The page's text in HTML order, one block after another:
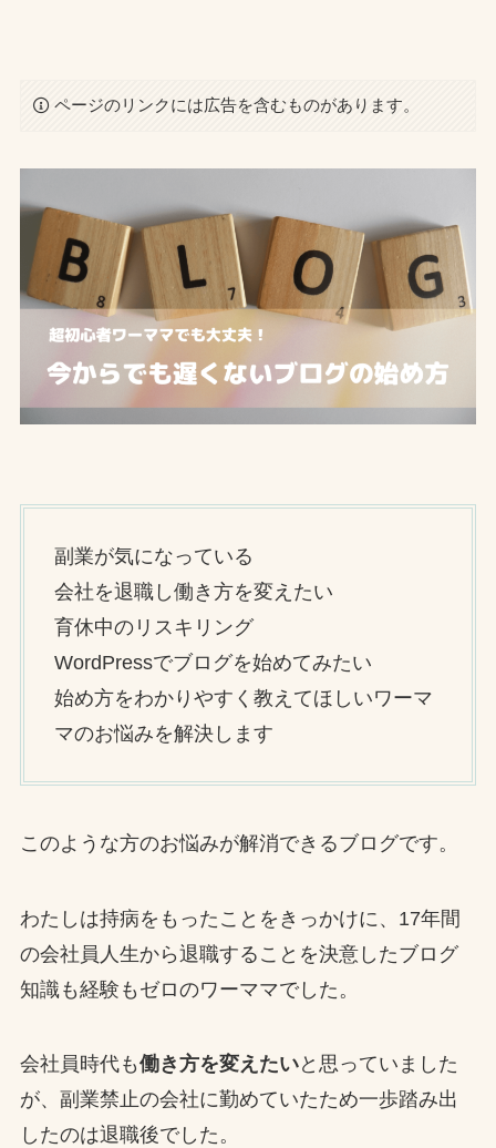
ページのリンクには広告を含むものがあります。
副業が気になっている
会社を退職し働き方を変えたい
育休中のリスキリング
WordPressでブログを始めてみたい
始め方をわかりやすく教えてほしいワーマ
マのお悩みを解決します
このような方のお悩みが解消できるブログです。
わたしは持病をもったことをきっかけに、17年間
の会社員人生から退職することを決意したブログ
知識も経験もゼロのワーママでした。
会社員時代も働き方を変えたいと思っていました
が、副業禁止の会社に勤めていたため一歩踏み出
したのは退職後でした。